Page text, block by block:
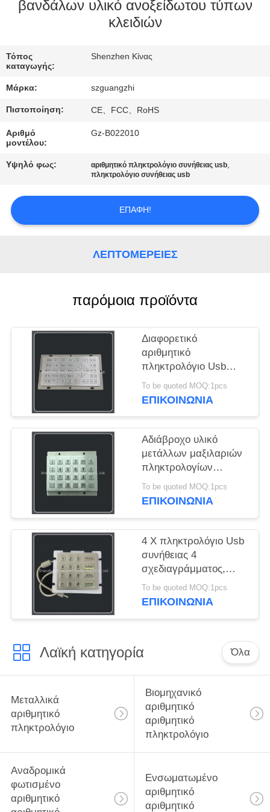
ΈΛΕΓΧΟΣ
ΕΛΆΤΕ
ΣΕ
ΕΠΑΦΉ
ΖΗΤΉΣΤΕ
ΑΠΌΣΠΑΣΜΑ
βανδάλων υλικό ανοξείδωτου τύπων
κλειδιών
Τόπος
καταγωγής:
Shenzhen Κίνας
Μάρκα: szguangzhi
Πιστοποίηση: CE、FCC、RoHS
Αριθμό
μοντέλου:
Gz-B022010
Υψηλό φως: αριθμητικό πληκτρολόγιο συνήθειας usb,
πληκτρολόγιο συνήθειας usb
ΕΠΑΦΉ!
ΛΕΠΤΟΜΈΡΕΙΕΣ
παρόμοια προϊόντα
Διαφορετικό
αριθμητικό
πληκτρολόγιο Usb
συνήθειας κουμπιών,
βιομηχανικό βασικό
To be quoted MOQ:1pcs
ΕΠΙΚΟΙΝΩΝΊΑ
Αδιάβροχο υλικό
μετάλλων μαξιλαριών
πληκτρολογίων
συνήθειας για την
πρόσβαση πορτών/το
To be quoted MOQ:1pcs
ΕΠΙΚΟΙΝΩΝΊΑ
4 X πληκτρολόγιο Usb
συνήθειας 4
σχεδιαγράμματος,
κατηγορία 16 Ip67
βασικό αριθμητικό
To be quoted MOQ:1pcs
ΕΠΙΚΟΙΝΩΝΊΑ
Λαϊκή κατηγορία Όλα
Μεταλλικά
αριθμητικό
πληκτρολόγιο
Βιομηχανικό
αριθμητικό
αριθμητικό
πληκτρολόγιο
Αναδρομικά
φωτισμένο
αριθμητικό
Ενσωματωμένο
αριθμητικό
αριθμητικό